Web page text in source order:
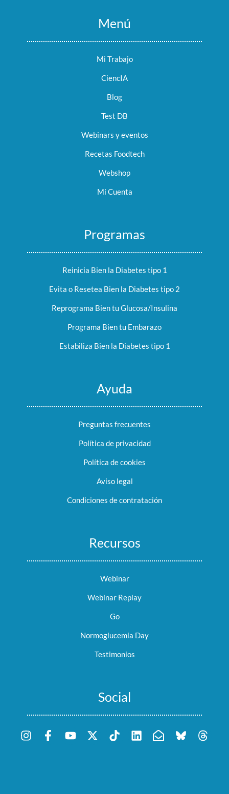
Menú
Mi Trabajo
CiencIA
Blog
Test DB
Webinars y eventos
Recetas Foodtech
Webshop
Mi Cuenta
Programas
Reinicia Bien la Diabetes tipo 1
Evita o Resetea Bien la Diabetes tipo 2
Reprograma Bien tu Glucosa/Insulina
Programa Bien tu Embarazo
Estabiliza Bien la Diabetes tipo 1
Ayuda
Preguntas frecuentes
Política de privacidad
Política de cookies
Aviso legal
Condiciones de contratación
Recursos
Webinar
Webinar Replay
Go
Normoglucemia Day
Testimonios
Social